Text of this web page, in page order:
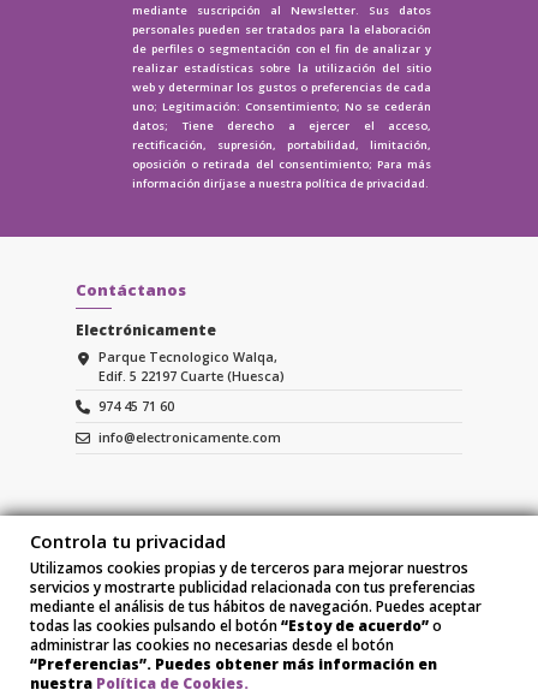
mediante suscripción al Newsletter. Sus datos
personales pueden ser tratados para la elaboración
de perfiles o segmentación con el fin de analizar y
realizar estadísticas sobre la utilización del sitio
web y determinar los gustos o preferencias de cada
uno; Legitimación: Consentimiento; No se cederán
datos; Tiene derecho a ejercer el acceso,
rectificación, supresión, portabilidad, limitación,
oposición o retirada del consentimiento; Para más
información diríjase a nuestra política de privacidad.
Contáctanos
Electrónicamente
Parque Tecnologico Walqa,
Edif. 5 22197 Cuarte (Huesca)
974 45 71 60
info@electronicamente.com
Información
Contacte con
nosotros
Aviso legal
Política de
privacidad
Mi cuenta
Historial de
pedidos
Direcciones
Controla tu privacidad
Utilizamos cookies propias y de terceros para mejorar nuestros
servicios y mostrarte publicidad relacionada con tus preferencias
mediante el análisis de tus hábitos de navegación. Puedes aceptar
todas las cookies pulsando el botón“Estoy de acuerdo”o
administrar las cookies no necesarias desde el botón
“Preferencias”. Puedes obtener más información en
nuestra Política de Cookies.